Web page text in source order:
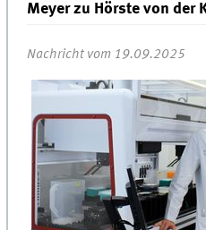
Meyer zu Hörste von der
Nachricht vom 19.09.2025